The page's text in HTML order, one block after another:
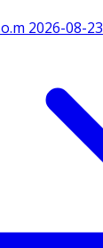
2026-08-23